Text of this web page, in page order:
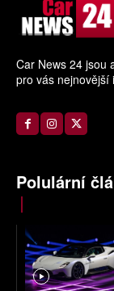
Car News 24 jsou
pro vás nejnovější
Polulární